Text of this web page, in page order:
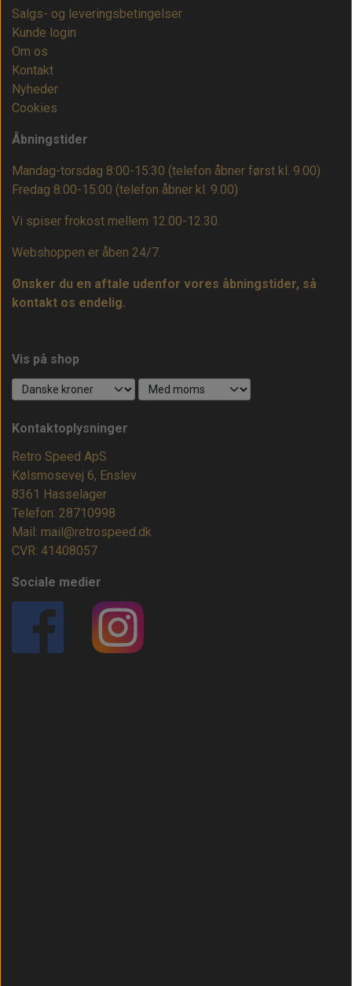
Salgs- og leveringsbetingelser
Kunde login
Om os
Kontakt
Nyheder
Cookies
Åbningstider
Mandag-torsdag 8:00-15:30 (telefon åbner først kl. 9.00)
Fredag 8:00-15:00 (telefon åbner kl. 9.00)
Vi spiser frokost mellem 12.00-12.30.
Webshoppen er åben 24/7.
Ønsker du en aftale udenfor vores åbningstider, så
kontakt os endelig.
Vis på shop
Kontaktoplysninger
Retro Speed ApS
Kølsmosevej 6, Enslev
8361 Hasselager
Telefon: 28710998
Mail: mail@retrospeed.dk
CVR: 41408057
Sociale medier